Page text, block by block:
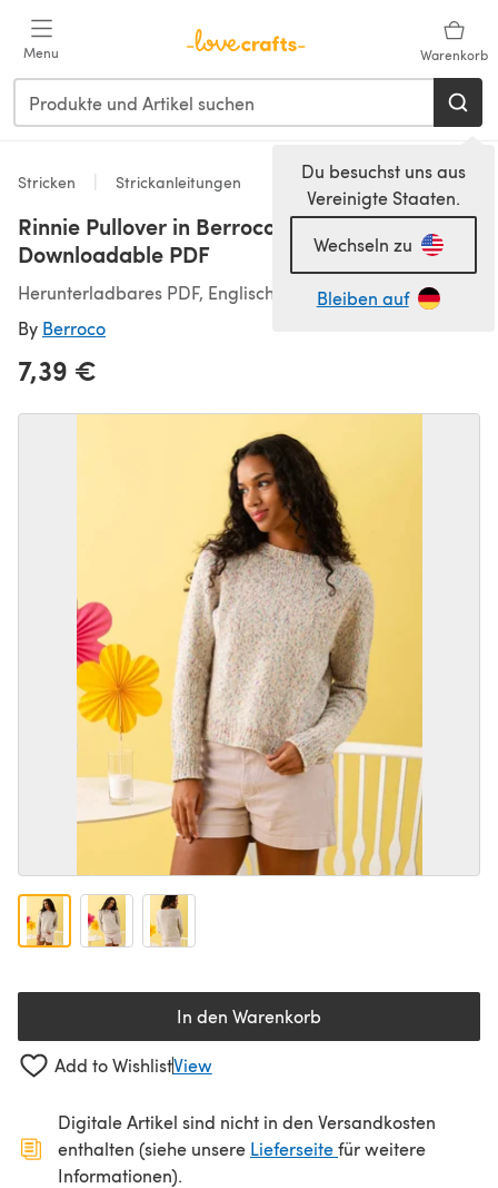
Menu Warenkorb
Du besuchst uns aus
Vereinigte Staaten.
Wechseln zu
Bleiben auf
Stricken Strickanleitungen
Rinnie Pullover in Berroco Paperie -
Downloadable PDF
Herunterladbares PDF, Englisch
By Berroco
7,39 €
In den Warenkorb
Add to WishlistView
Digitale Artikel sind nicht in den Versandkosten
enthalten (siehe unsere Lieferseite(öffnet sich in
für weitere
Informationen).